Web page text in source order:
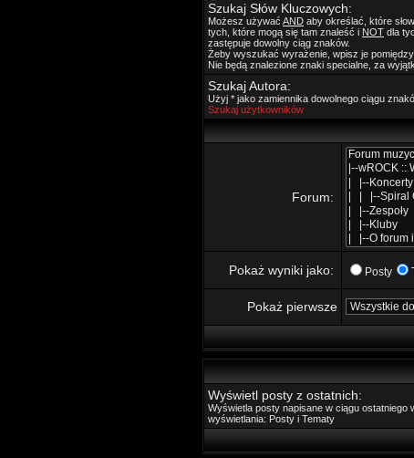
Szukaj Słów Kluczowych:
Możesz używać AND aby określać, które
tych, które mogą się tam znaleść i NOT dla
zastępuje dowolny ciąg znaków.
Żeby wyszukać wyrażenie, wpisz je pomiędzy
Nie będą znalezione znaki specialne, za
Szukaj Autora:
Użyj * jako zamiennika dowolnego ciągu
Szukaj użytkowników
Forum:
Pokaż wyniki jako: Posty
Pokaż pierwsze
Wyświetl posty z ostatnich:
Wyświetla posty napisane w ciągu
wyświetlania: Posty i Tematy